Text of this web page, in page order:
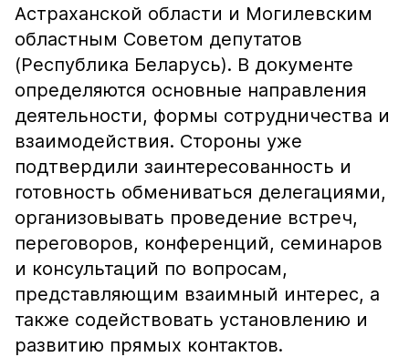
Астраханской области и Могилевским
областным Советом депутатов
(Республика Беларусь). В документе
определяются основные направления
деятельности, формы сотрудничества и
взаимодействия. Стороны уже
подтвердили заинтересованность и
готовность обмениваться делегациями,
организовывать проведение встреч,
переговоров, конференций, семинаров
и консультаций по вопросам,
представляющим взаимный интерес, а
также содействовать установлению и
развитию прямых контактов.